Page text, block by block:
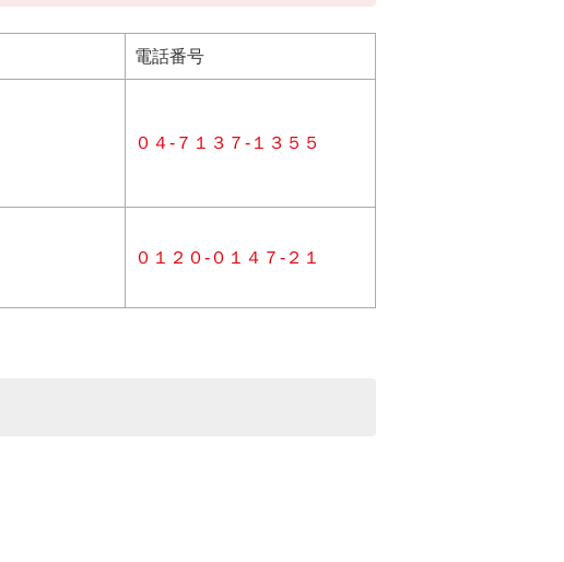
電話番号
０４-７１３７-１３５５
０１２０-０１４７-２１